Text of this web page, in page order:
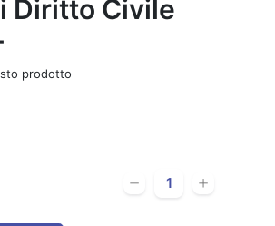
Diritto Civile
prodotto